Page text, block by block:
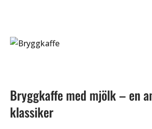
Bryggkaffe med mjölk – en
klassiker